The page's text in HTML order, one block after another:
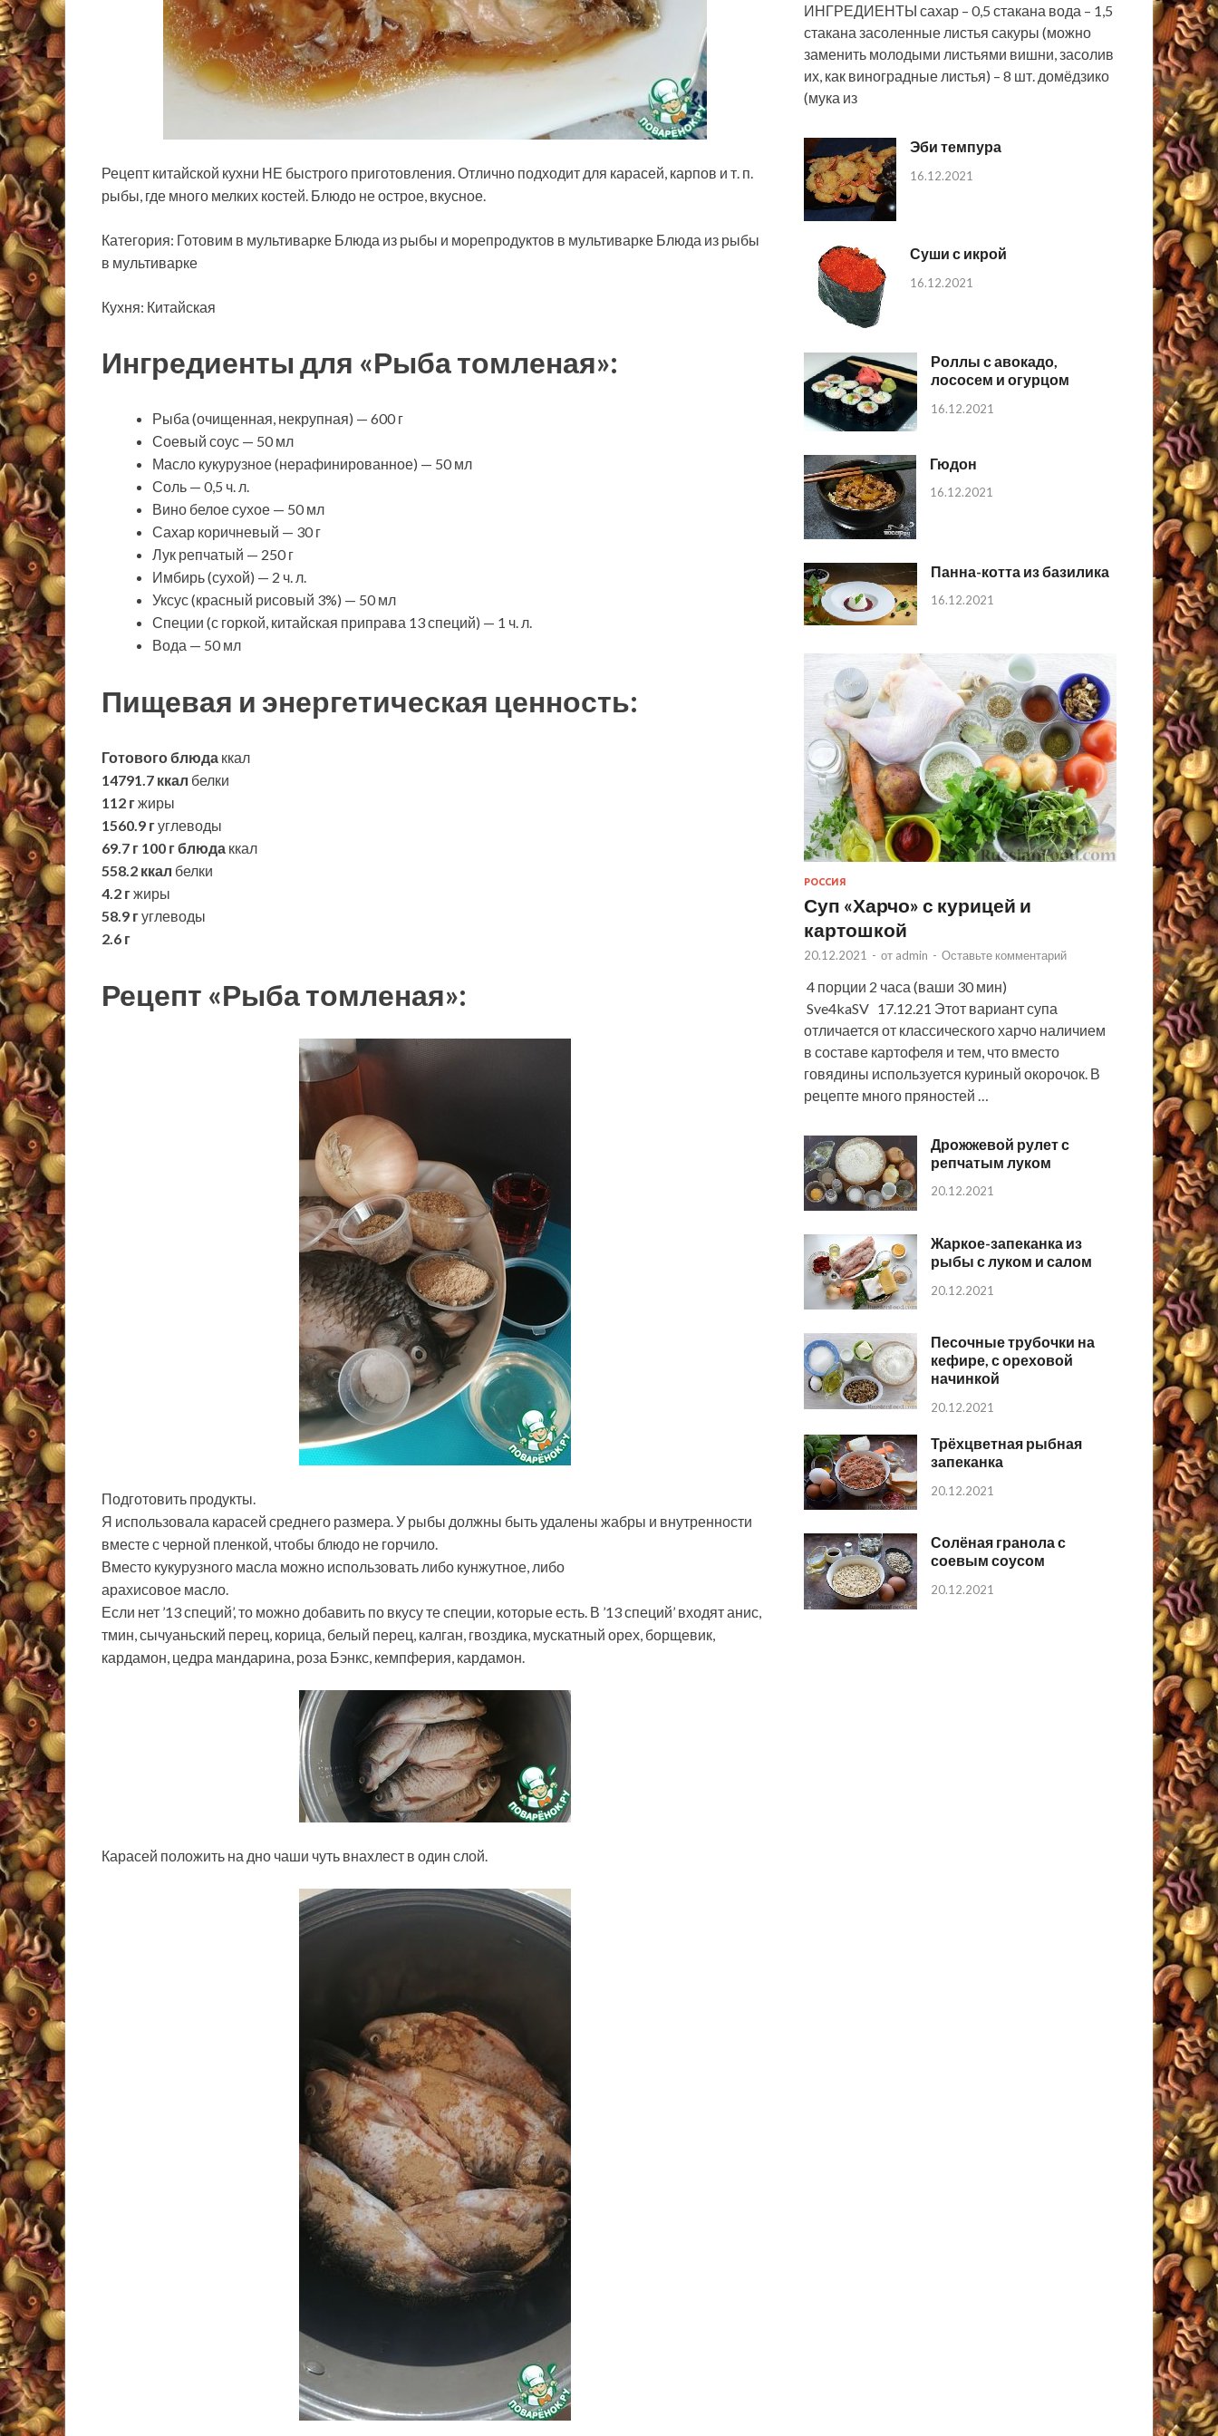
Рецепт китайской кухни НЕ быстрого приготовления. Отлично подходит для карасей, карпов и т. п.
рыбы, где много мелких костей. Блюдо не острое, вкусное.
Категория: Готовим в мультиварке Блюда из рыбы и морепродуктов в мультиварке Блюда из рыбы
в мультиварке
Кухня: Китайская
Ингредиенты для «Рыба томленая»:
Рыба (очищенная, некрупная) — 600 г
Соевый соус — 50 мл
Масло кукурузное (нерафинированное) — 50 мл
Соль — 0,5 ч. л.
Вино белое сухое — 50 мл
Сахар коричневый — 30 г
Лук репчатый — 250 г
Имбирь (сухой) — 2 ч. л.
Уксус (красный рисовый 3%) — 50 мл
Специи (с горкой, китайская приправа 13 специй) — 1 ч. л.
Вода — 50 мл
Пищевая и энергетическая ценность:
Готового блюда ккал
14791.7 ккал белки
112 гжиры
1560.9 гуглеводы
69.7 г 100 г блюда ккал
558.2 ккал белки
4.2 гжиры
58.9 гуглеводы
2.6 г
Рецепт «Рыба томленая»:
Подготовить продукты.
Я использовала карасей среднего размера. У рыбы должны быть удалены жабры и внутренности
вместе с черной пленкой, чтобы блюдо не горчило.
Вместо кукурузного масла можно использовать либо кунжутное, либо
арахисовое масло.
Если нет ’13 специй’, то можно добавить по вкусу те специи, которые есть. В ’13 специй’ входят анис,
тмин, сычуаньский перец, корица, белый перец, калган, гвоздика, мускатный орех, борщевик,
кардамон, цедра мандарина, роза Бэнкс, кемпферия, кардамон.
Карасей положить на дно чаши чуть внахлест в один слой.
ИНГРЕДИЕНТЫ сахар – 0,5 стакана вода – 1,5
стакана засоленные листья сакуры (можно
заменить молодыми листьями вишни, засолив
их, как виноградные листья) – 8 шт. домёдзико
(мука из
Эби темпура
16.12.2021
Суши с икрой
16.12.2021
Роллы с авокадо,
лососем и огурцом
16.12.2021
Гюдон
16.12.2021
Панна-котта из базилика
16.12.2021
РОССИЯ
Суп «Харчо» с курицей и
картошкой
20.12.2021 - от admin - Оставьте комментарий
4 порции 2 часа (ваши 30 мин)
Sve4kaSV 17.12.21 Этот вариант супа
отличается от классического харчо наличием
в составе картофеля и тем, что вместо
говядины используется куриный окорочок. В
рецепте много пряностей …
Дрожжевой рулет с
репчатым луком
20.12.2021
Жаркое-запеканка из
рыбы с луком и салом
20.12.2021
Песочные трубочки на
кефире, с ореховой
начинкой
20.12.2021
Трёхцветная рыбная
запеканка
20.12.2021
Солёная гранола с
соевым соусом
20.12.2021